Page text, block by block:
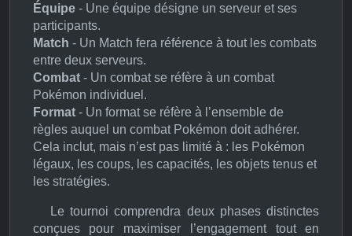
Équipe - Une équipe désigne un serveur et ses
participants.
Match - Un Match fera référence à tout les combats
entre deux serveurs.
Combat - Un combat se réfère à un combat
Pokémon individuel.
Format - Un format se réfère à l’ensemble de
règles auquel un combat Pokémon doit adhérer.
Cela inclut, mais n’est pas limité à : les Pokémon
légaux, les coups, les capacités, les objets tenus et
les stratégies.
Le tournoi comprendra deux phases distinctes
conçues pour maximiser l’engagement tout en